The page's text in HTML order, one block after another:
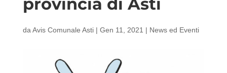
da Avis Comunale Asti| Gen 11, 2021 | News ed Eventi